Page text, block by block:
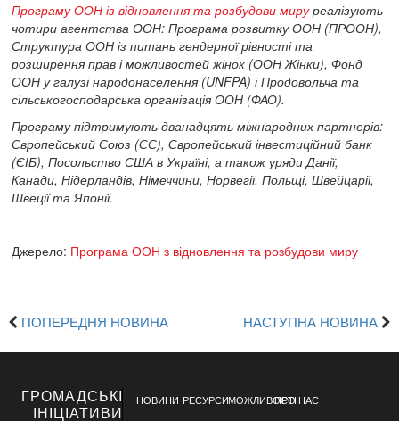
Програму ООН із відновлення та розбудови мируреалізують
чотири агентства ООН: Програма розвитку ООН (ПРООН),
Структура ООН із питань гендерної рівності та
розширення прав і можливостей жінок (ООН Жінки), Фонд
ООН у галузі народонаселення (UNFPA) і Продовольча та
сільськогосподарська організація ООН (ФАО).
Програму підтримують дванадцять міжнародних партнерів:
Європейський Союз (ЄС), Європейський інвестиційний банк
(ЄІБ), Посольство США в Україні, а також уряди Данії,
Канади, Нідерландів, Німеччини, Норвегії, Польщі, Швейцарії,
Швеції та Японії.
Джерело: Програма ООН з відновлення та розбудови миру
ПОПЕРЕДНЯ НОВИНА НАСТУПНА НОВИНА
ГРОМАДСЬКІ
ІНІЦІАТИВИ
НОВИНИ РЕСУРСИМОЖЛИВОСТІПРО НАС